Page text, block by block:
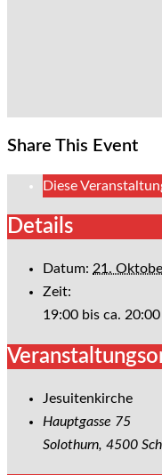
Share This Event
Diese
Details
Datum: 21.
Zeit:
19:00 bis ca. 20:00
Jesuitenkirche
Hauptgasse 75
Solothurn, 4500